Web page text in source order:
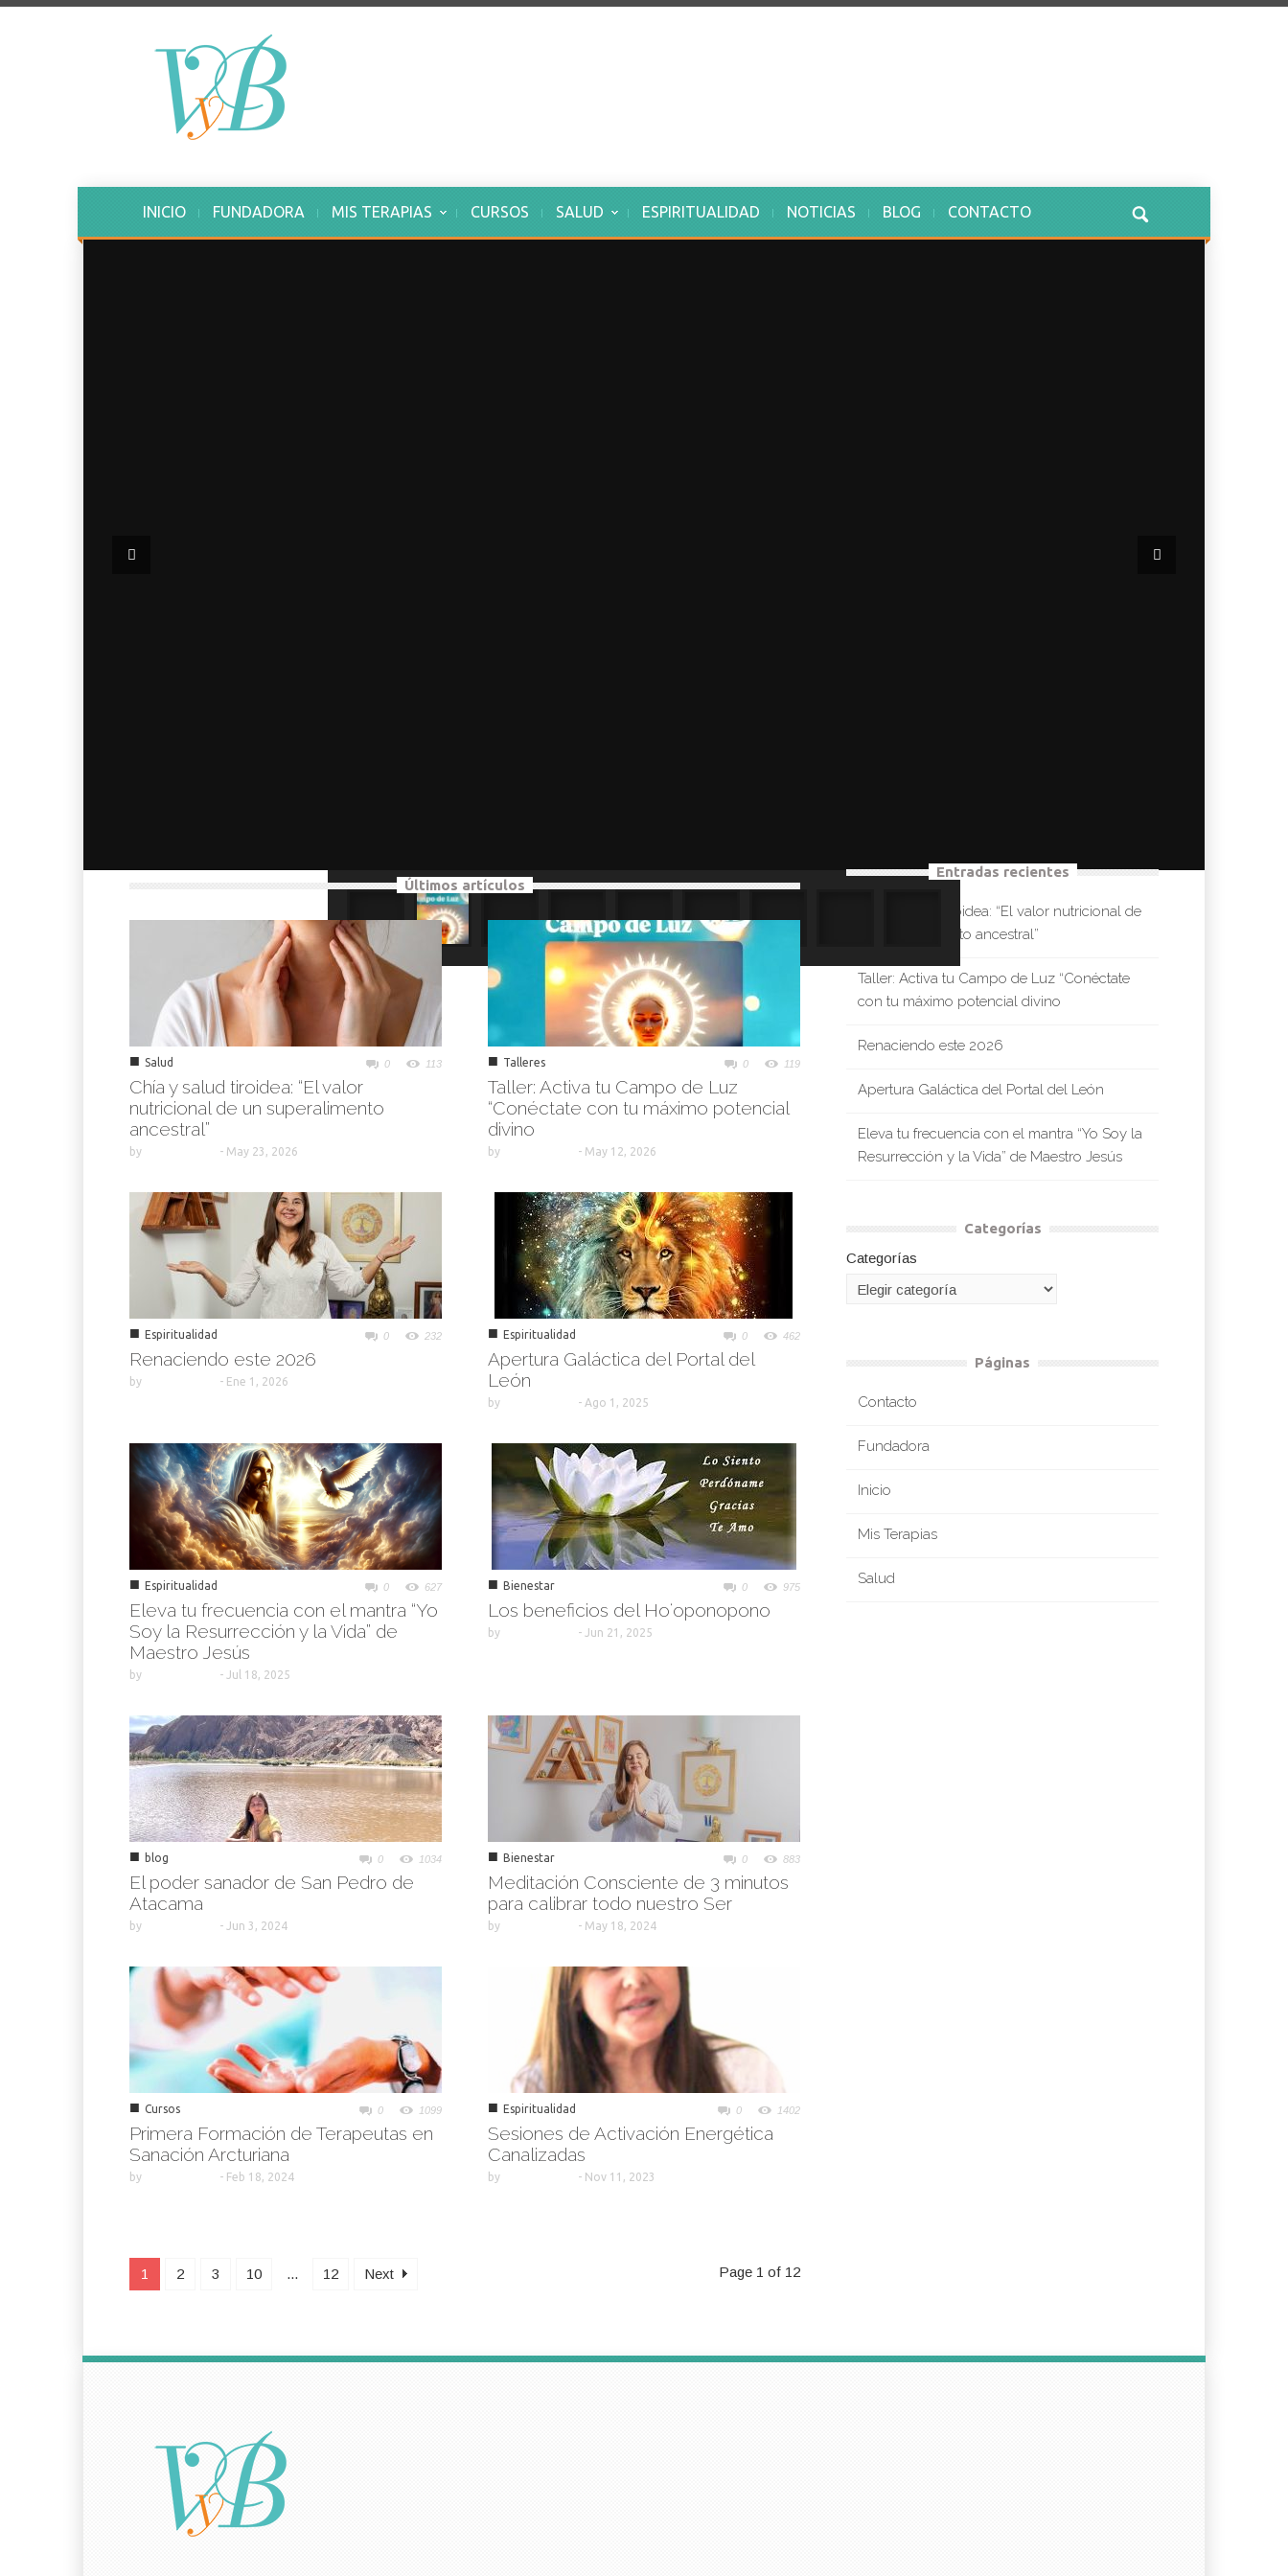
INICIO FUNDADORA MIS TERAPIAS CURSOS SALUD ESPIRITUALIDAD NOTICIAS BLOG CONTACTO
Últimos artículos
■ Salud 0 113
Chía y salud tiroidea: “El valor
nutricional de un superalimento
ancestral”
by - May 23, 2026
■ Talleres 0 119
Taller: Activa tu Campo de Luz
“Conéctate con tu máximo potencial
divino
by - May 12, 2026
■ Espiritualidad 0 232
Renaciendo este 2026
by - Ene 1, 2026
■ Espiritualidad 0 462
Apertura Galáctica del Portal del
León
by - Ago 1, 2025
■ Espiritualidad 0 627
Eleva tu frecuencia con el mantra “Yo
Soy la Resurrección y la Vida” de
Maestro Jesús
by - Jul 18, 2025
■ Bienestar 0 975
Los beneficios del Hoʻoponopono
by - Jun 21, 2025
■ blog 0 1034
El poder sanador de San Pedro de
Atacama
by - Jun 3, 2024
■ Bienestar 0 883
Meditación Consciente de 3 minutos
para calibrar todo nuestro Ser
by - May 18, 2024
■ Cursos 0 1099
Primera Formación de Terapeutas en
Sanación Arcturiana
by - Feb 18, 2024
■ Espiritualidad 0 1402
Sesiones de Activación Energética
Canalizadas
by - Nov 11, 2023
1 2 3 10 ... 12 Next Page 1 of 12
Entradas recientes
Chía y salud tiroidea: “El valor nutricional de
un superalimento ancestral”
Taller: Activa tu Campo de Luz “Conéctate
con tu máximo potencial divino
Renaciendo este 2026
Apertura Galáctica del Portal del León
Eleva tu frecuencia con el mantra “Yo Soy la
Resurrección y la Vida” de Maestro Jesús
Categorías
Categorías
Páginas
Contacto
Fundadora
Inicio
Mis Terapias
Salud